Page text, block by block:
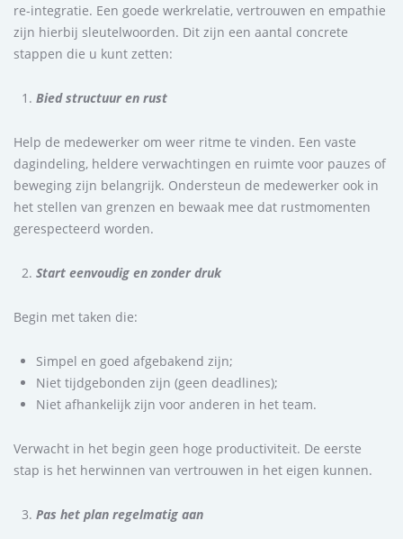
re-integratie. Een goede werkrelatie, vertrouwen en empathie
zijn hierbij sleutelwoorden. Dit zijn een aantal concrete
stappen die u kunt zetten:
Bied structuur en rust
Help de medewerker om weer ritme te vinden. Een vaste
dagindeling, heldere verwachtingen en ruimte voor pauzes of
beweging zijn belangrijk. Ondersteun de medewerker ook in
het stellen van grenzen en bewaak mee dat rustmomenten
gerespecteerd worden.
Start eenvoudig en zonder druk
Begin met taken die:
Simpel en goed afgebakend zijn;
Niet tijdgebonden zijn (geen deadlines);
Niet afhankelijk zijn voor anderen in het team.
Verwacht in het begin geen hoge productiviteit. De eerste
stap is het herwinnen van vertrouwen in het eigen kunnen.
Pas het plan regelmatig aan